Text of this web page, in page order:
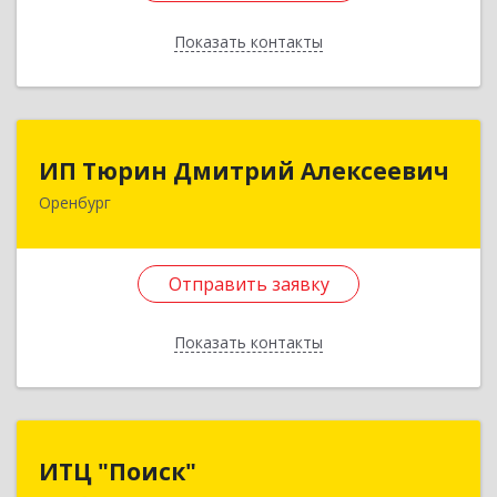
Показать контакты
ИП Тюрин Дмитрий Алексеевич
Оренбург
Отправить заявку
Показать контакты
ИП Тюрин Дмитрий Алексеевич
Отправить заявку
Назад
ИТЦ "Поиск"